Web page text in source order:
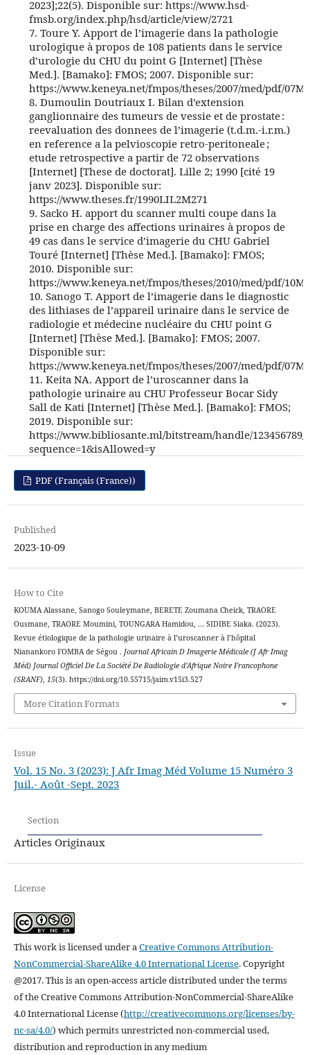
2023];22(5). Disponible sur: https://www.hsd-
fmsb.org/index.php/hsd/article/view/2721
7. Toure Y. Apport de l’imagerie dans la pathologie
urologique à propos de 108 patients dans le service
d’urologie du CHU du point G [Internet] [Thèse
Med.]. [Bamako]: FMOS; 2007. Disponible sur:
https://www.keneya.net/fmpos/theses/2007/med/pdf/
8. Dumoulin Doutriaux I. Bilan d’extension
ganglionnaire des tumeurs de vessie et de prostate :
reevaluation des donnees de l’imagerie (t.d.m.-i.r.m.)
en reference a la pelvioscopie retro-peritoneale ;
etude retrospective a partir de 72 observations
[Internet] [These de doctorat]. Lille 2; 1990 [cité 19
janv 2023]. Disponible sur:
https://www.theses.fr/1990LIL2M271
9. Sacko H. apport du scanner multi coupe dans la
prise en charge des affections urinaires à propos de
49 cas dans le service d’imagerie du CHU Gabriel
Touré [Internet] [Thèse Med.]. [Bamako]: FMOS;
2010. Disponible sur:
https://www.keneya.net/fmpos/theses/2010/med/pdf/
10. Sanogo T. Apport de l’imagerie dans le diagnostic
des lithiases de l’appareil urinaire dans le service de
radiologie et médecine nucléaire du CHU point G
[Internet] [Thèse Med.]. [Bamako]: FMOS; 2007.
Disponible sur:
https://www.keneya.net/fmpos/theses/2007/med/pdf/
11. Keita NA. Apport de l’uroscanner dans la
pathologie urinaire au CHU Professeur Bocar Sidy
Sall de Kati [Internet] [Thèse Med.]. [Bamako]: FMOS;
2019. Disponible sur:
https://www.bibliosante.ml/bitstream/handle/123456789/
sequence=1&isAllowed=y
PDF (Français (France))
Published
2023-10-09
How to Cite
KOUMA Alassane, Sanogo Souleymane, BERETE Zoumana Cheick, TRAORE
Ousmane, TRAORE Moumini, TOUNGARA Hamidou, … SIDIBE Siaka. (2023).
Revue étiologique de la pathologie urinaire à l’uroscanner à l’hôpital
Nianankoro FOMBA de Ségou . Journal Africain D Imagerie Médicale (J Afr Imag
Méd) Journal Officiel De La Société De Radiologie d’Afrique Noire Francophone
(SRANF), 15(3). https://doi.org/10.55715/jaim.v15i3.527
More Citation Formats
Issue
Vol. 15 No. 3 (2023): J Afr Imag Méd Volume 15 Numéro 3
Juil.- Août -Sept. 2023
Section
Articles Originaux
License
This work is licensed under aCreative Commons Attribution-
NonCommercial-ShareAlike 4.0 International License.Copyright
@2017. This is an open-access article distributed under the terms
of the Creative Commons Attribution-NonCommercial-ShareAlike
4.0 International License (http://creativecommons.org/licenses/by-
nc-sa/4.0/) which permits unrestricted non-commercial used,
distribution and reproduction in any medium